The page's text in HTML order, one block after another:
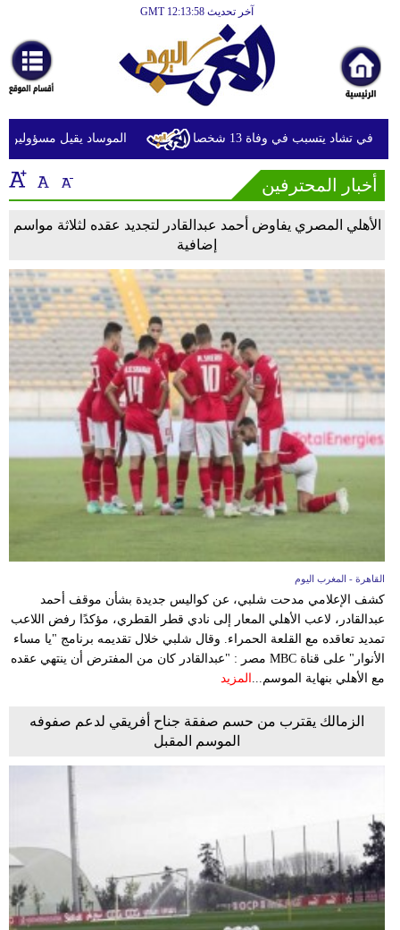
آخر تحديث GMT 12:13:58
أخبارعاجلة
رياضة
ثقافة
إقتصاد
أزياء
صحة
وتغذية
سياحة
وسفر
تعليم
إسلامية
وتكنولوجيا
مدوَّنات
أبراج
الموساد يقيل مسؤولين تشاد يتسبب في وفاة 13 شخصا
أخبار المحترفين
الأهلي المصري يفاوض أحمد عبدالقادر لتجديد عقده لثلاثة مواسم
إضافية
القاهرة - المغرب اليوم
كشف الإعلامي مدحت شلبي، عن كواليس جديدة بشأن موقف أحمد
عبدالقادر، لاعب الأهلي المعار إلى نادي قطر القطري، مؤكدًا رفض اللاعب
تمديد تعاقده مع القلعة الحمراء. وقال شلبي خلال تقديمه برنامج "يا مساء
الأنوار" على قناة MBC مصر : "عبدالقادر كان من المفترض أن ينتهي عقده
مع الأهلي بنهاية الموسم... المزيد
الزمالك يقترب من حسم صفقة جناح أفريقي لدعم صفوفه
الموسم المقبل